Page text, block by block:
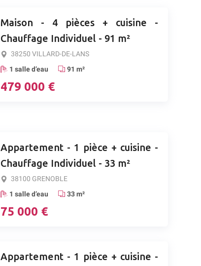
Maison - 4 pièces + cuisine -
Chauffage Individuel - 91 m²
38250 VILLARD-DE-LANS
1 salle d’eau
91 m²
479 000 €
Appartement - 1 pièce + cuisine -
Chauffage Individuel - 33 m²
38100 GRENOBLE
1 salle d’eau
33 m²
75 000 €
Appartement - 1 pièce + cuisine -